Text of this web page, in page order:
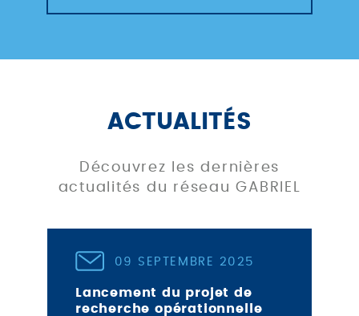
ACTUALITÉS
Découvrez les dernières
actualités du réseau GABRIEL
09 SEPTEMBRE 2025
Lancement du projet de
recherche opérationnelle